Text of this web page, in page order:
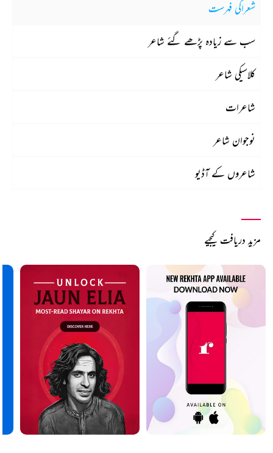
شعراکی فہرست
سب سے زیادہ پڑھے گئے شاعر
کلاسیکی شاعر
شاعرات
نوجوان شاعر
شاعروں کے آڈیو
مزید دریافت کیجیے